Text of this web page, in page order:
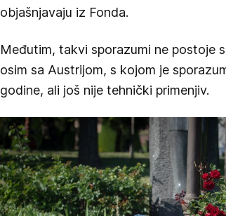
objašnjavaju iz Fonda.
Međutim, takvi sporazumi ne postoje
osim sa Austrijom, s kojom je
godine, ali još nije tehnički primenjiv.